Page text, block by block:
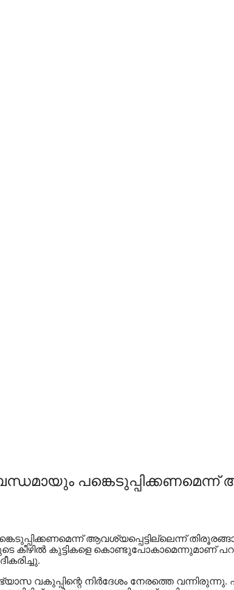
പങ്കെടുപ്പിക്കണമെന്ന്
ആവശ്യപ്പെട്ടില്ലെന്ന്
കീഴില്‍ കുട്ടികളെ കൊണ്ടുപോകാമെന്നുമാണ്
വകുപ്പിന്റെ നിര്‍ദേശം നേരത്തെ